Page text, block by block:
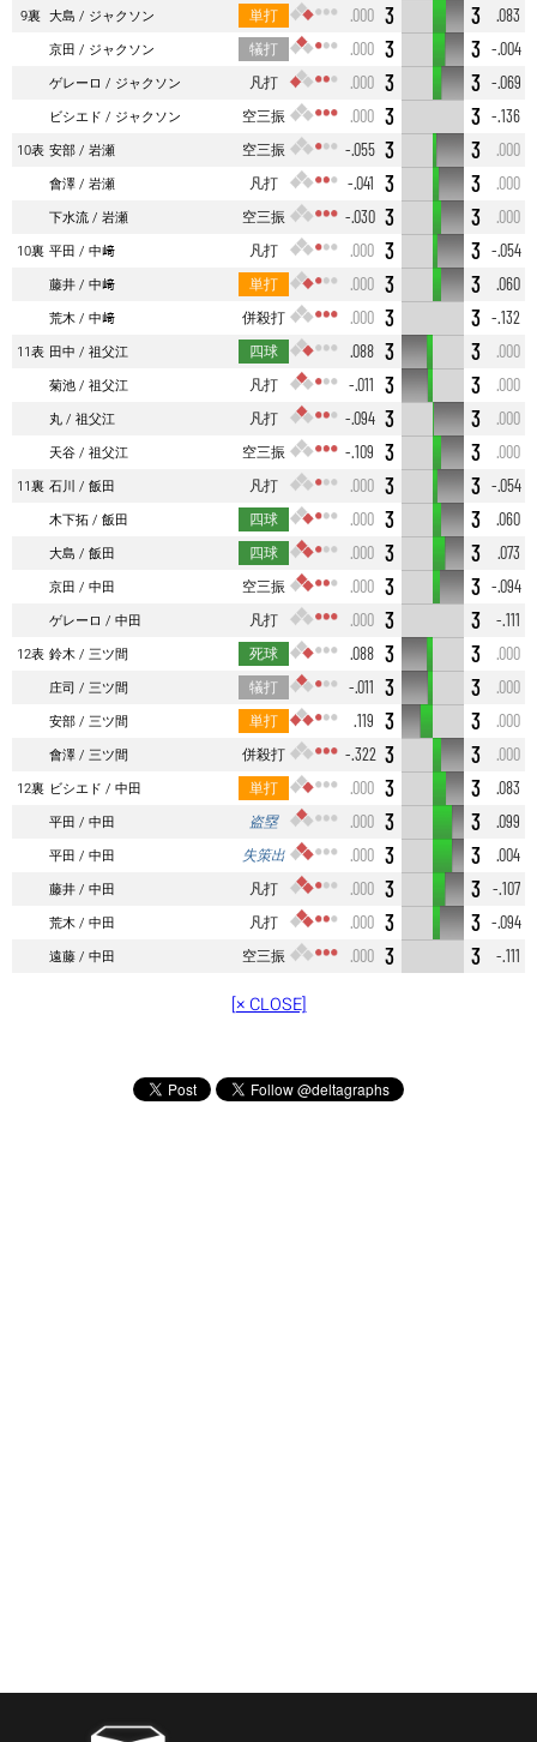
9裏 大島 ジャクソン 単打 .000 3 3
.083
京田
ジャクソン 犠打 .000 3 3 -.004
ゲレーロ
ジャクソン 凡打 .000 3 3 -.069
ビシエド
ジャクソン 空三振 .000 3 3 -.136
10表 安部 岩瀬 空三振 -.055 3 3
.000
會澤
岩瀬 凡打 -.041 3 3
.000
下水流
岩瀬 空三振 -.030 3 3
.000
10裏 平田 中﨑 凡打 .000 3 3 -.054
藤井
中﨑 単打 .000 3 3
.060
荒木
中﨑 併殺打 .000 3 3 -.132
11表 田中 祖父江 四球 .088 3 3
.000
菊池
祖父江 凡打 -.011 3 3
.000
丸
祖父江 凡打 -.094 3 3
.000
天谷
祖父江 空三振 -.109 3 3
.000
11裏 石川 飯田 凡打 .000 3 3 -.054
木下拓
飯田 四球 .000 3 3
.060
大島
飯田 四球 .000 3 3
.073
京田
中田 空三振 .000 3 3 -.094
ゲレーロ
中田 凡打 .000 3 3
-.111
12表 鈴木 三ツ間 死球 .088 3 3
.000
庄司
三ツ間 犠打 -.011 3 3
.000
安部
三ツ間 単打 .119 3 3
.000
會澤
三ツ間 併殺打 -.322 3 3
.000
12裏 ビシエド 中田 単打 .000 3 3
.083
平田
中田 盗塁 .000 3 3
.099
平田
中田 失策出 .000 3 3
.004
藤井
中田 凡打 .000 3 3
-.107
荒木
中田 凡打 .000 3 3 -.094
遠藤
中田 空三振 .000 3 3 -.111
[× CLOSE]